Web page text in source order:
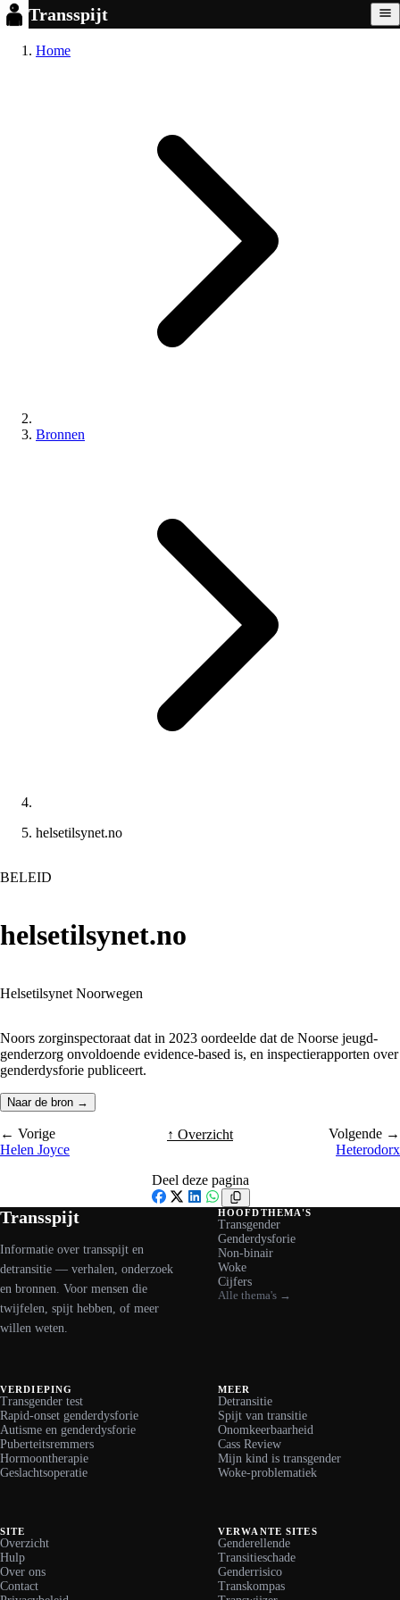
Transspijt
Home
Bronnen
helsetilsynet.no
BELEID
helsetilsynet.no
Helsetilsynet Noorwegen
Noors zorginspectoraat dat in 2023 oordeelde dat de Noorse jeugd-
genderzorg onvoldoende evidence-based is, en inspectierapporten over
genderdysforie publiceert.
Naar de bron →
← Vorige
Helen Joyce
↑ Overzicht
Volgende →
Heterodorx
Deel deze pagina
Facebook
X LinkedIn
WhatsApp
Transspijt
Informatie over transspijt en
detransitie — verhalen, onderzoek
en bronnen. Voor mensen die
twijfelen, spijt hebben, of meer
willen weten.
HOOFDTHEMA'S
Transgender
Genderdysforie
Non-binair
Woke
Cijfers
Alle thema's →
VERDIEPING
Transgender test
Rapid-onset genderdysforie
Autisme en genderdysforie
Puberteitsremmers
Hormoontherapie
Geslachtsoperatie
MEER
Detransitie
Spijt van transitie
Onomkeerbaarheid
Cass Review
Mijn kind is transgender
Woke-problematiek
SITE
Overzicht
Hulp
Over ons
Contact
VERWANTE SITES
Genderellende
Transitieschade
Genderrisico
Transkompas